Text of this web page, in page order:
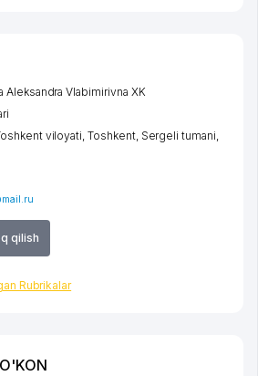
qilish
Rubrikalar
Aleksandra Vlabimirivna XK
viloyati ,Toshkent, Sergeli tumani